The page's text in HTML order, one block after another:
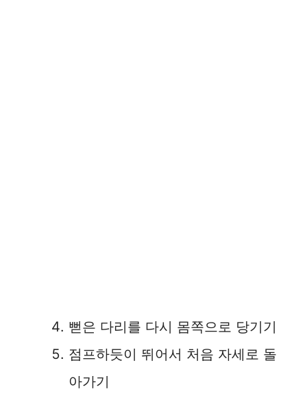
뻗은 다리를 다시 몸쪽으로 당기기
점프하듯이 뛰어서 처음 자세로 돌
아가기